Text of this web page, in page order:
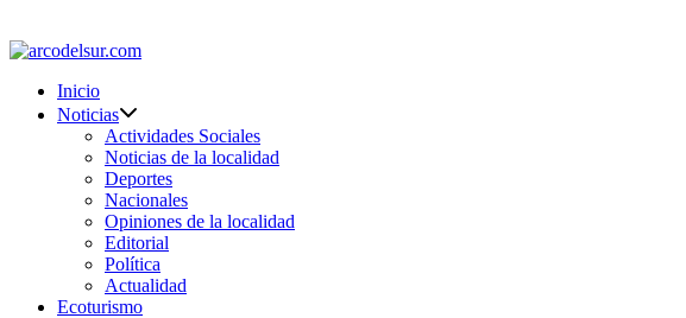
al
Inicio
Noticias
Actividades Sociales
Noticias de la localidad
Deportes
Nacionales
Opiniones de la localidad
Editorial
Política
Actualidad
Ecoturismo